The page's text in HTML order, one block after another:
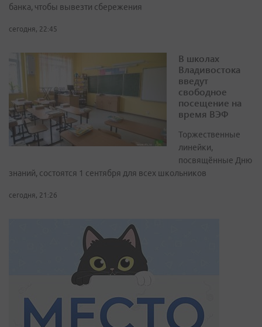
банка, чтобы вывезти сбережения
сегодня, 22:45
В школах
Владивостока
введут
свободное
посещение на
время ВЭФ
Торжественные
линейки,
посвящённые Дню
знаний, состоятся 1 сентября для всех школьников
сегодня, 21:26